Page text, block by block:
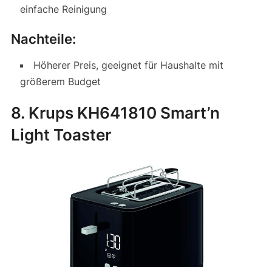
einfache Reinigung
Nachteile:
Höherer Preis, geeignet für Haushalte mit
größerem Budget
8. Krups KH641810 Smart’n
Light Toaster